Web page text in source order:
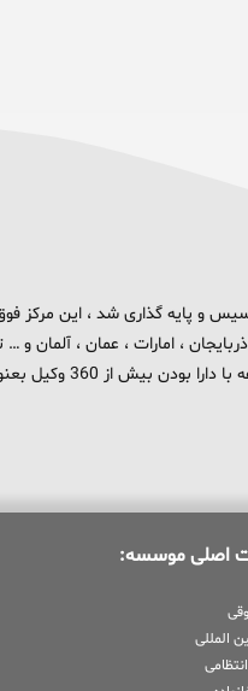
در استان تهران تاسیس و پایه گذاری شد ،
، امارات ، عمان ، آلمان
بین المللی در حوزه حقوق و جزا در سطح
اصلی موسسه:
المللی